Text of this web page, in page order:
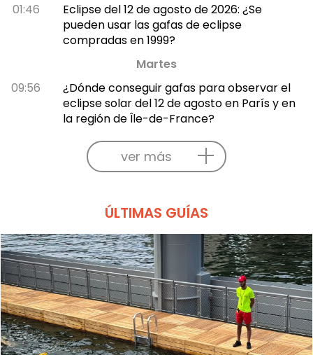
01:46
Eclipse del 12 de agosto de 2026: ¿Se
pueden usar las gafas de eclipse
compradas en 1999?
Martes
09:56
¿Dónde conseguir gafas para observar el
eclipse solar del 12 de agosto en París y en
la región de Île-de-France?
ver más
ÚLTIMAS GUÍAS